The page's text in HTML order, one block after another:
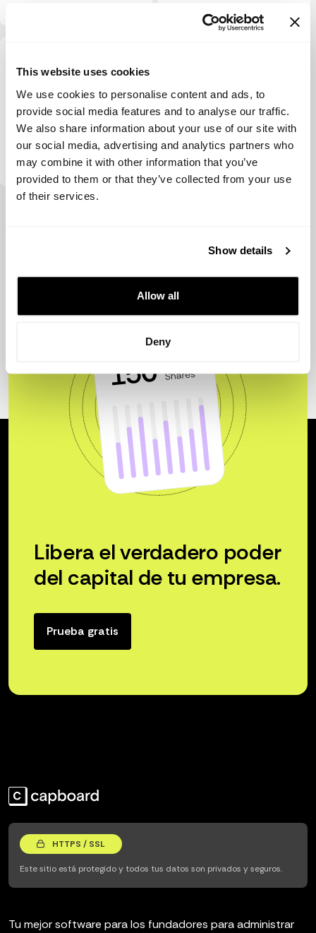
This website uses cookies
We use cookies to personalise content and ads, to
provide social media features and to analyse our traffic.
We also share information about your use of our site with
our social media, advertising and analytics partners who
may combine it with other information that you’ve
provided to them or that they’ve collected from your use
of their services.
Show details
Allow all
Deny
Finch Capital
Libera el verdadero poder
del capital de tu empresa.
Prueba gratis
HTTPS / SSL
Este sitio está protegido y todos tus datos son privados y seguros.
Tu mejor software para los fundadores para administrar